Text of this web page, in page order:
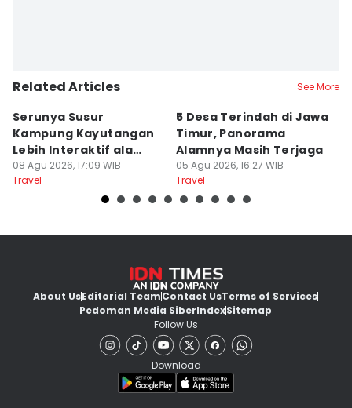
Related Articles See More
Serunya Susur
Kampung Kayutangan
Lebih Interaktif ala
Kelana Race
08 Agu 2026, 17:09 WIB
Travel
5 Desa Terindah di Jawa
Timur, Panorama
Alamnya Masih Terjaga
05 Agu 2026, 16:27 WIB
Travel
About UsEditorial TeamContact UsTerms of Services
Pedoman Media SiberIndexSitemap
Follow Us
Download